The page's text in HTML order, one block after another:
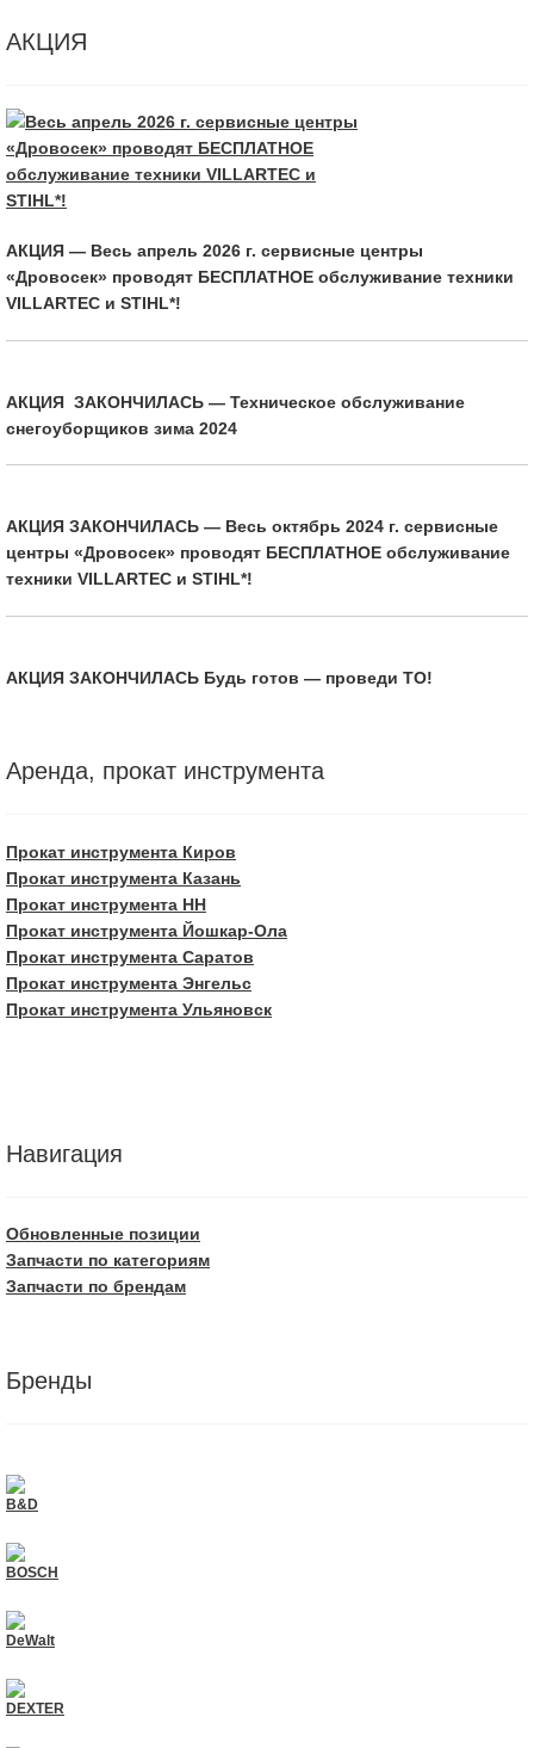
АКЦИЯ
АКЦИЯ — Весь апрель 2026 г. сервисные центры
«Дровосек» проводят БЕСПЛАТНОЕ обслуживание техники
VILLARTEC и STIHL*!
АКЦИЯ ЗАКОНЧИЛАСЬ — Техническое обслуживание
снегоуборщиков зима 2024
АКЦИЯ ЗАКОНЧИЛАСЬ — Весь октябрь 2024 г. сервисные
центры «Дровосек» проводят БЕСПЛАТНОЕ обслуживание
техники VILLARTEC и STIHL*!
АКЦИЯ ЗАКОНЧИЛАСЬ Будь готов — проведи ТО!
Аренда, прокат инструмента
Прокат инструмента Киров
Прокат инструмента Казань
Прокат инструмента НН
Прокат инструмента Йошкар-Ола
Прокат инструмента Саратов
Прокат инструмента Энгельс
Прокат инструмента Ульяновск
Навигация
Обновленные позиции
Запчасти по категориям
Запчасти по брендам
Бренды
B&D
BOSCH
DeWalt
DEXTER